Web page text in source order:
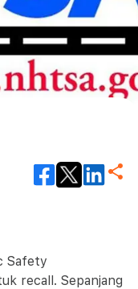
Safety
recall. Sepanjang